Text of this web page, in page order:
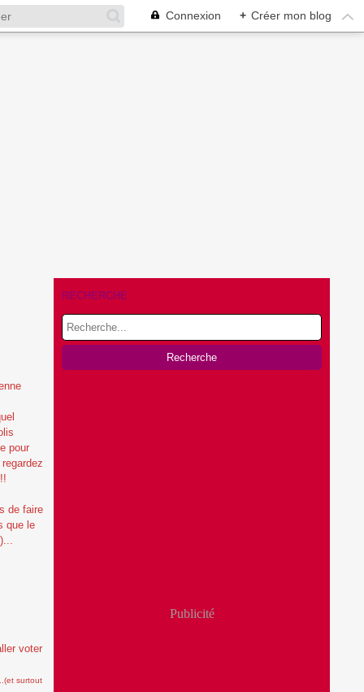
Connexion + Créer mon blog
pour
de faire
que le
voter
surtout
RECHERCHE
Publicité